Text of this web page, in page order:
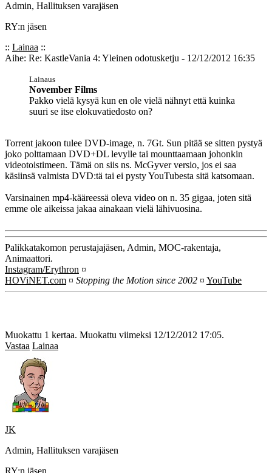
Admin, Hallituksen varajäsen
RY:n jäsen
:: Lainaa ::
Aihe: Re: KastleVania 4: Yleinen odotusketju - 12/12/2012 16:35
Lainaus
November Films
Pakko vielä kysyä kun en ole vielä nähnyt että kuinka
suuri se itse elokuvatiedosto on?
Torrent jakoon tulee DVD-image, n. 7Gt. Sun pitää se sitten pystyä
joko polttamaan DVD+DL levylle tai mounttaamaan johonkin
videotoistimeen. Tämä on siis ns. McGyver versio, jos ei saa
käsiinsä valmista DVD:tä tai ei pysty YouTubesta sitä katsomaan.
Varsinainen mp4-kääreessä oleva video on n. 35 gigaa, joten sitä
emme ole aikeissa jakaa ainakaan vielä lähivuosina.
Palikkatakomon perustajajäsen, Admin, MOC-rakentaja,
Animaattori.
Instagram/Erythron ¤
HOViNET.com ¤ Stopping the Motion since 2002 ¤ YouTube
Muokattu 1 kertaa. Muokattu viimeksi 12/12/2012 17:05.
Vastaa Lainaa
JK
Admin, Hallituksen varajäsen
RY:n jäsen